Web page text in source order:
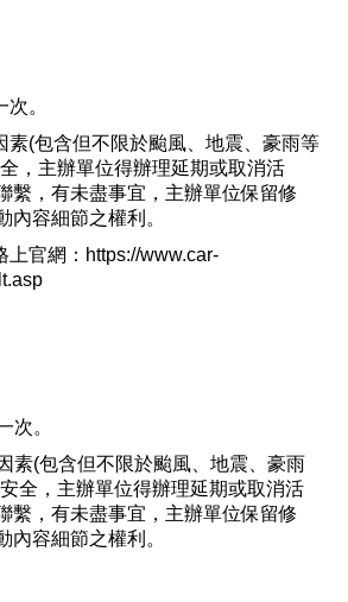
。
素(包含但不限於颱風、地震、豪雨等
，主辦單位得辦理延期或取消活
繫，有未盡事宜，主辦單位保留修
內容細節之權利。
上官網：https://www.car-
次。
素(包含但不限於颱風、地震、豪雨
全，主辦單位得辦理延期或取消活
繫，有未盡事宜，主辦單位保留修
內容細節之權利。